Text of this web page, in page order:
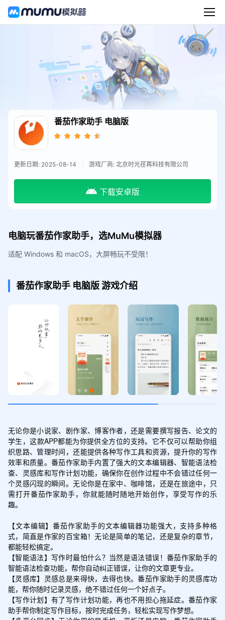
番茄作家助手 电脑版
更新日期: 2025-08-14 游戏厂商: 北京时光荏苒科技有限公司
下载安卓版
电脑玩番茄作家助手，选MuMu模拟器
适配 Windows 和 macOS，大屏畅玩不受限！
番茄作家助手 电脑版游戏介绍
无论你是小说家、剧作家、博客作者，还是需要撰写报告、论文的
学生，这款APP都能为你提供全方位的支持。它不仅可以帮助你组
织思路、管理时间，还能提供各种写作工具和资源，提升你的写作
效率和质量。番茄作家助手内置了强大的文本编辑器、智能语法检
查、灵感库和写作计划功能，确保你在创作过程中不会错过任何一
个灵感闪现的瞬间。无论你是在家中、咖啡馆，还是在旅途中，只
需打开番茄作家助手，你就能随时随地开始创作，享受写作的乐
趣。
【文本编辑】番茄作家助手的文本编辑器功能强大，支持多种格
式，简直是作家的百宝箱！无论是简单的笔记，还是复杂的章节，
都能轻松搞定。
【智能语法】写作时最怕什么？当然是语法错误！番茄作家助手的
智能语法检查功能，帮你自动纠正错误，让你的文章更专业。
【灵感库】灵感总是来得快，去得也快。番茄作家助手的灵感库功
能，帮你随时记录灵感，绝不错过任何一个好点子。
【写作计划】有了写作计划功能，再也不用担心拖延症。番茄作家
助手帮你制定写作目标，按时完成任务，轻松实现写作梦想。